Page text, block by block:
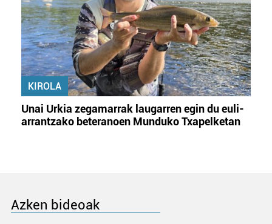
KIROLA
Unai Urkia zegamarrak laugarren egin du euli-
arrantzako beteranoen Munduko Txapelketan
Azken bideoak